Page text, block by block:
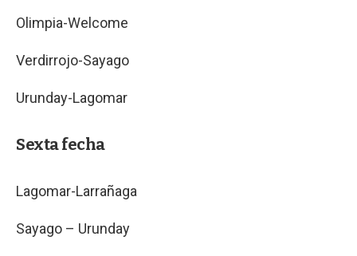
Olimpia-Welcome
Verdirrojo-Sayago
Urunday-Lagomar
Sexta fecha
Lagomar-Larrañaga
Sayago – Urunday